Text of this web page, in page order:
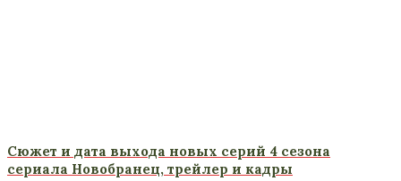
Сюжет и дата выхода новых серий 4 сезона
сериала Новобранец, трейлер и кадры